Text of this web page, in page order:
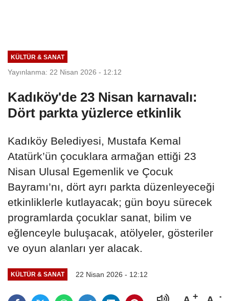
KÜLTÜR & SANAT
Yayınlanma: 22 Nisan 2026 - 12:12
Kadıköy'de 23 Nisan karnavalı:
Dört parkta yüzlerce etkinlik
Kadıköy Belediyesi, Mustafa Kemal
Atatürk’ün çocuklara armağan ettiği 23
Nisan Ulusal Egemenlik ve Çocuk
Bayramı’nı, dört ayrı parkta düzenleyeceği
etkinliklerle kutlayacak; gün boyu sürecek
programlarda çocuklar sanat, bilim ve
eğlenceyle buluşacak, atölyeler, gösteriler
ve oyun alanları yer alacak.
KÜLTÜR & SANAT 22 Nisan 2026 - 12:12